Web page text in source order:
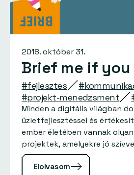
2018. október 31.
Brief me if you
#fejlesztes
#projekt-menedzsment
Minden a digitális világban
üzletfejlesztéssel és
ember életében vannak
projektek, amelyekre jó
Elolvasom